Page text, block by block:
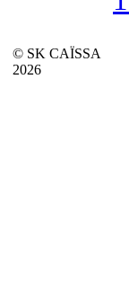
© SK CAÏSSA
2026